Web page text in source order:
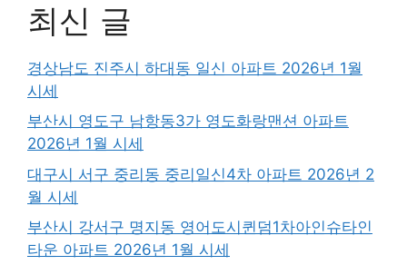
최신 글
경상남도 진주시 하대동 일신 아파트 2026년 1월
시세
부산시 영도구 남항동3가 영도화랑맨션 아파트
2026년 1월 시세
대구시 서구 중리동 중리일신4차 아파트 2026년 2
월 시세
부산시 강서구 명지동 영어도시퀸덤1차아인슈타인
타운 아파트 2026년 1월 시세